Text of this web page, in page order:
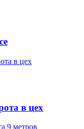
в цех